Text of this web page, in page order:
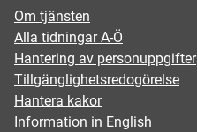
Om tjänsten
Alla tidningar A-Ö
Hantering av personuppgifter
Tillgänglighetsredogörelse
Hantera kakor
Information in English